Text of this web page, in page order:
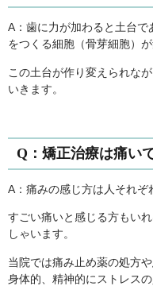
A：歯に力が加わると土台
をつくる細胞（骨芽細胞）
この土台が作り変えられな
いきます。
Q：矯正治療は痛い
A：痛みの感じ方は人それぞ
すごい痛いと感じる方もい
しゃいます。
当院では痛み止め薬の処方
身体的、精神的にストレス